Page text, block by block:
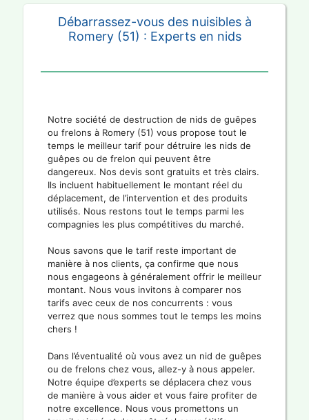
Débarrassez-vous des nuisibles à
Romery (51) : Experts en nids
Notre société de destruction de nids de guêpes
ou frelons à Romery (51) vous propose tout le
temps le meilleur tarif pour détruire les nids de
guêpes ou de frelon qui peuvent être
dangereux. Nos devis sont gratuits et très clairs.
Ils incluent habituellement le montant réel du
déplacement, de l’intervention et des produits
utilisés. Nous restons tout le temps parmi les
compagnies les plus compétitives du marché.
Nous savons que le tarif reste important de
manière à nos clients, ça confirme que nous
nous engageons à généralement offrir le meilleur
montant. Nous vous invitons à comparer nos
tarifs avec ceux de nos concurrents : vous
verrez que nous sommes tout le temps les moins
chers !
Dans l’éventualité où vous avez un nid de guêpes
ou de frelons chez vous, allez-y à nous appeler.
Notre équipe d’experts se déplacera chez vous
de manière à vous aider et vous faire profiter de
notre excellence. Nous vous promettons un